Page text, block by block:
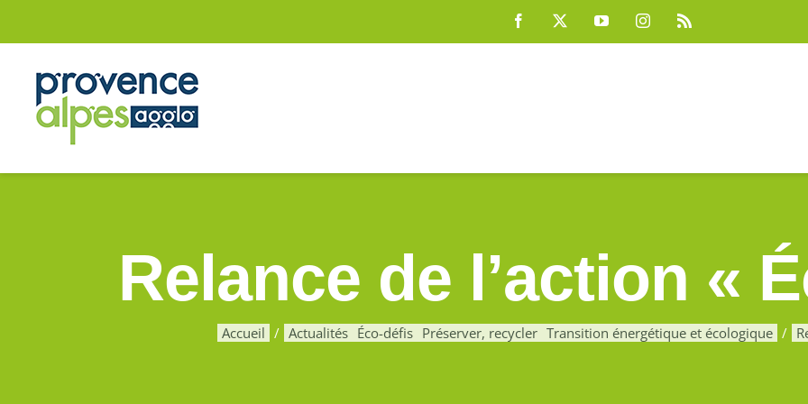
Facebook YouTubeInstagram
Relance de l’action «
Accueil Actualités Éco-défis Préserver, recycler Transition énergétique et écologique